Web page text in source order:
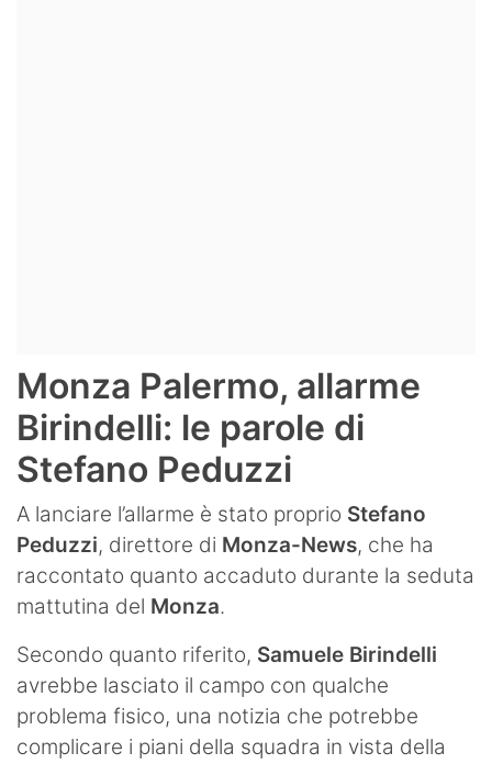
Monza Palermo, allarme
Birindelli: le parole di
Stefano Peduzzi
A lanciare l’allarme è stato proprio Stefano
Peduzzi, direttore di Monza-News, che ha
raccontato quanto accaduto durante la seduta
mattutina del Monza.
Secondo quanto riferito, Samuele Birindelli
avrebbe lasciato il campo con qualche
problema fisico, una notizia che potrebbe
complicare i piani della squadra in vista della